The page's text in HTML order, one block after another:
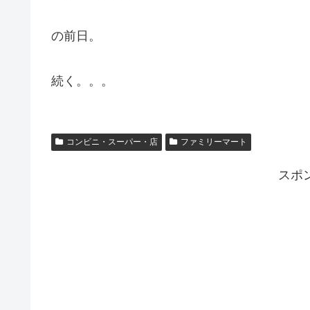
の前日。
続く。。。
コンビニ・スーパー・店 ファミリーマート
スポ